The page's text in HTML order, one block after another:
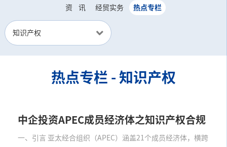
资 讯 经贸实务 热点专栏
热点专栏 - 知识产权
中企投资APEC成员经济体之知识产权合规
一、引言 亚太经合组织（APEC）涵盖21个成员经济体，横跨